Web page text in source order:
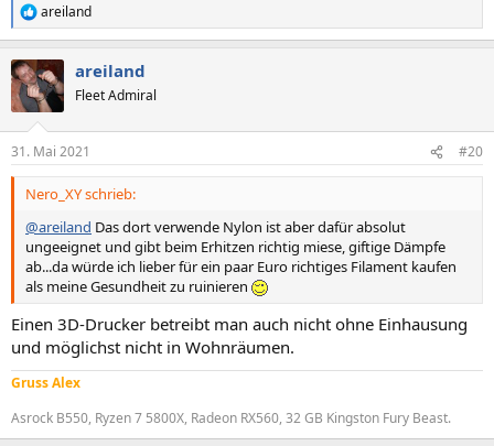
R
e
k
t
i
e
n
areiland
areiland
Fleet Admiral
31. Mai 2021 #20
Nero_XY schrieb:
@areiland Das dort verwende Nylon ist aber dafür absolut
ungeeignet und gibt beim Erhitzen richtig miese, giftige Dämpfe
ab...da würde ich lieber für ein paar Euro richtiges Filament kaufen
als meine Gesundheit zu ruinieren
Einen 3D-Drucker betreibt man auch nicht ohne Einhausung
und möglichst nicht in Wohnräumen.
Gruss Alex
Asrock B550, Ryzen 7 5800X, Radeon RX560, 32 GB Kingston Fury Beast.